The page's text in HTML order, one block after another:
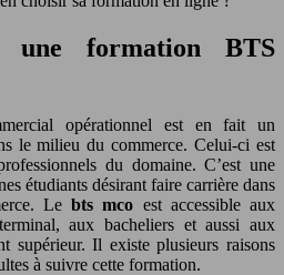
une formation BTS
opérationnel est en fait un
le milieu du commerce. Celui-ci est
du domaine. C’est une
étudiants désirant faire carrière dans
Lebts mco est accessible aux
aux bacheliers et aussi aux
supérieur. Il existe plusieurs raisons
à suivre cette formation.